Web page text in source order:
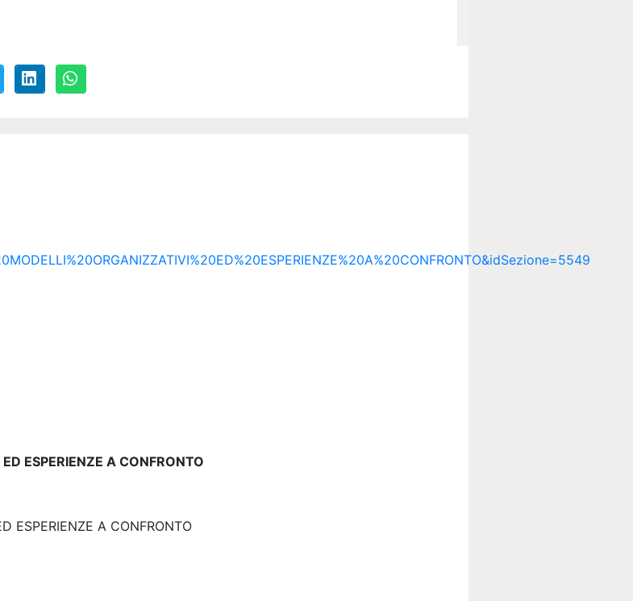
ESPERIENZE A CONFRONTO
ESPERIENZE A CONFRONTO